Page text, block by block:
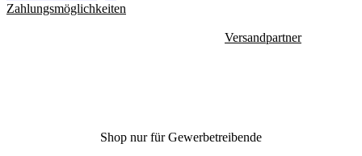
Zahlungsmöglichkeiten
Versandpartner
Shop nur für Gewerbetreibende